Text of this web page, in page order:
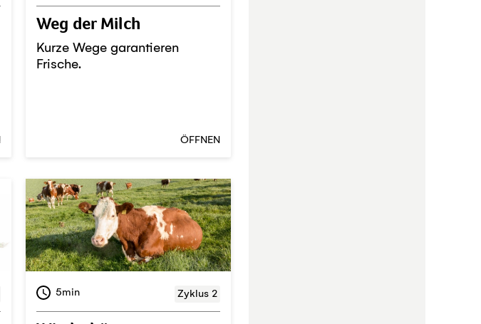
Weg der Milch
Kurze Wege garantieren
Frische.
ÖFFNEN
5min Zyklus 2